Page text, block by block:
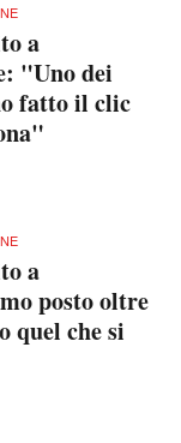
a
"Uno dei
fatto il clic
a
posto oltre
che si